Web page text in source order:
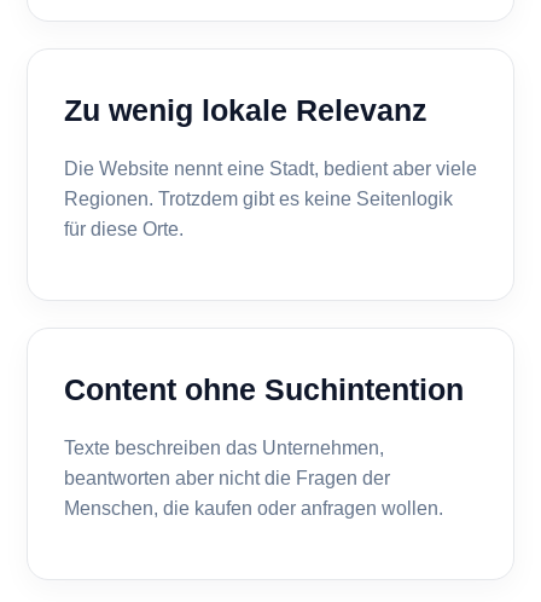
Zu wenig lokale Relevanz
Die Website nennt eine Stadt, bedient aber viele
Regionen. Trotzdem gibt es keine Seitenlogik
für diese Orte.
Content ohne Suchintention
Texte beschreiben das Unternehmen,
beantworten aber nicht die Fragen der
Menschen, die kaufen oder anfragen wollen.